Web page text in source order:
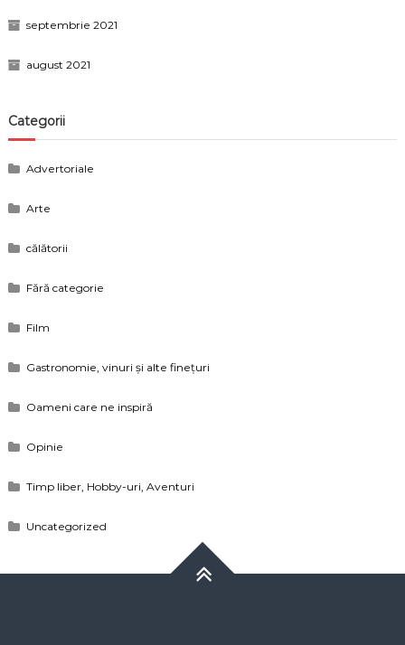
septembrie 2021
august 2021
Categorii
Advertoriale
Arte
călătorii
Fără categorie
Film
Gastronomie, vinuri și alte finețuri
Oameni care ne inspiră
Opinie
Timp liber, Hobby-uri, Aventuri
Uncategorized